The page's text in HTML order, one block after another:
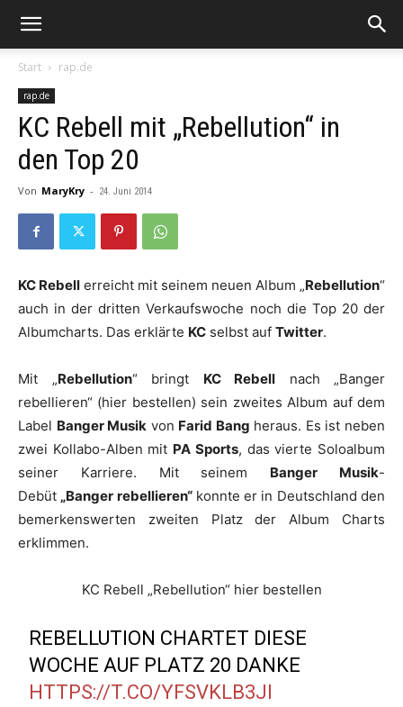
Start rap.de
rap.de
KC Rebell mit „Rebellution“ in
den Top 20
Von MaryKry - 24. Juni 2014
KC Rebell erreicht mit seinem neuen Album „Rebellution“
auch in der dritten Verkaufswoche noch die Top 20 der
Albumcharts. Das erklärte KC selbst auf Twitter.
Mit „Rebellution“ bringt KC Rebell nach „Banger
rebellieren“ (hier bestellen) sein zweites Album auf dem
Label Banger Musik von Farid Bang heraus. Es ist neben
zwei Kollabo-Alben mit PA Sports, das vierte Soloalbum
seiner Karriere. Mit seinem Banger Musik-
Debüt „Banger rebellieren“konnte er in Deutschland den
bemerkenswerten zweiten Platz der Album Charts
erklimmen.
KC Rebell „Rebellution“ hier bestellen
REBELLUTION CHARTET DIESE
WOCHE AUF PLATZ 20 DANKE
HTTPS://T.CO/YFSVKLB3JI